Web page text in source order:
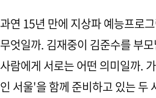
과연 15년 만에 지상파 예능프로
무엇일까. 김재중이 김준수를 부
사람에게 서로는 어떤 의미일까.
인 서울'을 함께 준비하고 있는 두